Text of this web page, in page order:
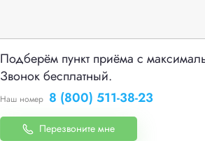
Подберём пункт приёма с
Звонок бесплатный.
Наш номер 8 (800) 511-38-23
Перезвоните мне